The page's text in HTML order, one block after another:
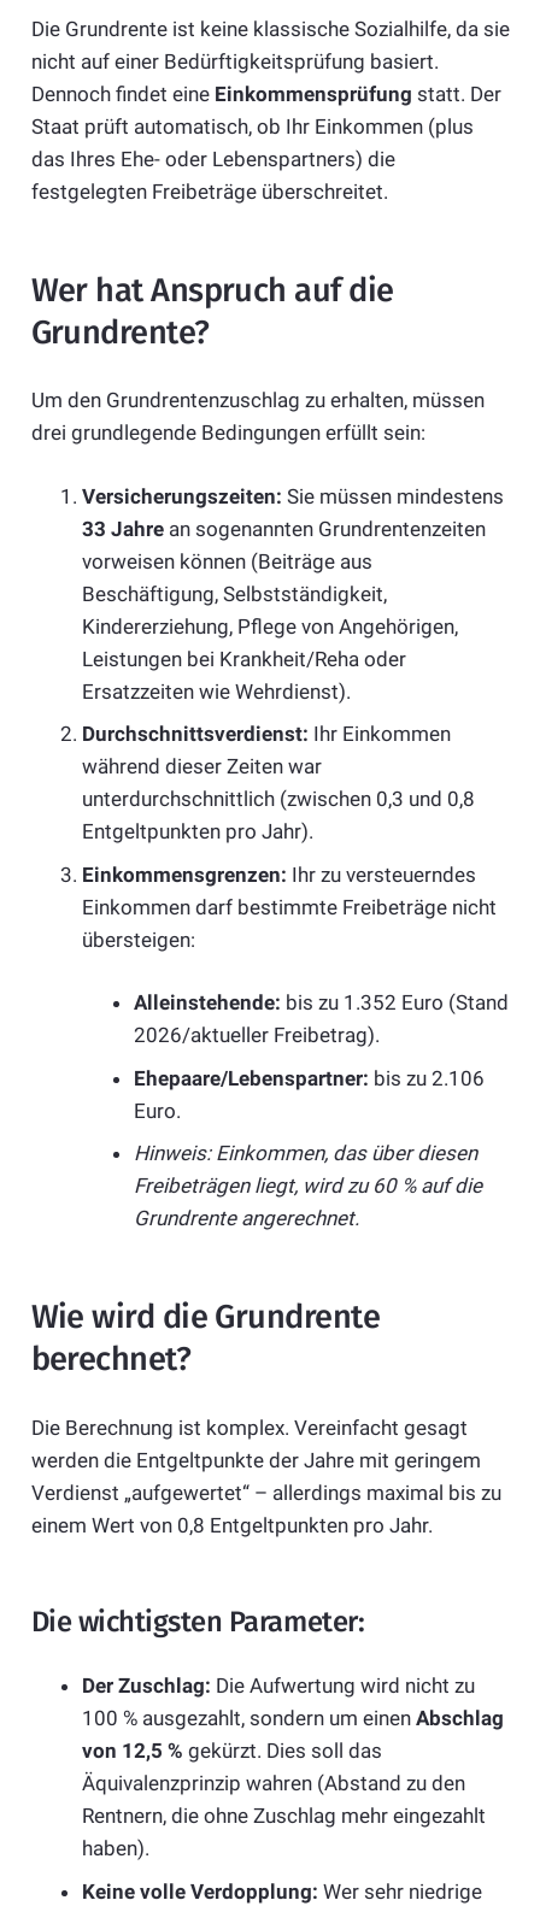
Die Grundrente ist keine klassische Sozialhilfe, da sie
nicht auf einer Bedürftigkeitsprüfung basiert.
Dennoch findet eine Einkommensprüfung statt. Der
Staat prüft automatisch, ob Ihr Einkommen (plus
das Ihres Ehe- oder Lebenspartners) die
festgelegten Freibeträge überschreitet.
Wer hat Anspruch auf die
Grundrente?
Um den Grundrentenzuschlag zu erhalten, müssen
drei grundlegende Bedingungen erfüllt sein:
Versicherungszeiten: Sie müssen mindestens
33 Jahre an sogenannten Grundrentenzeiten
vorweisen können (Beiträge aus
Beschäftigung, Selbstständigkeit,
Kindererziehung, Pflege von Angehörigen,
Leistungen bei Krankheit/Reha oder
Ersatzzeiten wie Wehrdienst).
Durchschnittsverdienst: Ihr Einkommen
während dieser Zeiten war
unterdurchschnittlich (zwischen 0,3 und 0,8
Entgeltpunkten pro Jahr).
Einkommensgrenzen: Ihr zu versteuerndes
Einkommen darf bestimmte Freibeträge nicht
übersteigen:
Alleinstehende: bis zu 1.352 Euro (Stand
2026/aktueller Freibetrag).
Ehepaare/Lebenspartner: bis zu 2.106
Euro.
Hinweis: Einkommen, das über diesen
Freibeträgen liegt, wird zu 60 % auf die
Grundrente angerechnet.
Wie wird die Grundrente
berechnet?
Die Berechnung ist komplex. Vereinfacht gesagt
werden die Entgeltpunkte der Jahre mit geringem
Verdienst „aufgewertet“ – allerdings maximal bis zu
einem Wert von 0,8 Entgeltpunkten pro Jahr.
Die wichtigsten Parameter:
Der Zuschlag: Die Aufwertung wird nicht zu
100 % ausgezahlt, sondern um einen Abschlag
von 12,5 % gekürzt. Dies soll das
Äquivalenzprinzip wahren (Abstand zu den
Rentnern, die ohne Zuschlag mehr eingezahlt
haben).
Keine volle Verdopplung: Wer sehr niedrige